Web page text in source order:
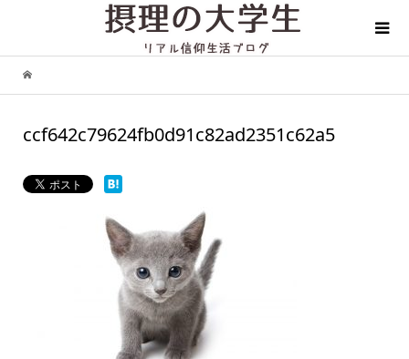
ccf642c79624fb0d91c82ad2351c62a5